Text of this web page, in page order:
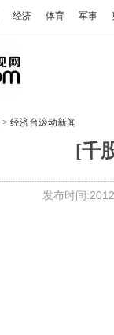
经济 体育 军事
> 经济台滚动新闻
[千
发布时间